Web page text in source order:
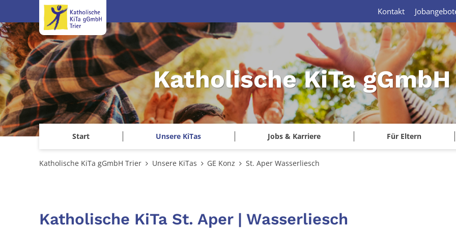
Zum Inhalt springen
Katholische KiTa
Start Unsere KiTas Jobs & Karriere Für Eltern
Kontakt
Katholische KiTa gGmbH Trier Unsere KiTas GE Konz St. Aper Wasserliesch
Katholische KiTa St. Aper | Wasserliesch